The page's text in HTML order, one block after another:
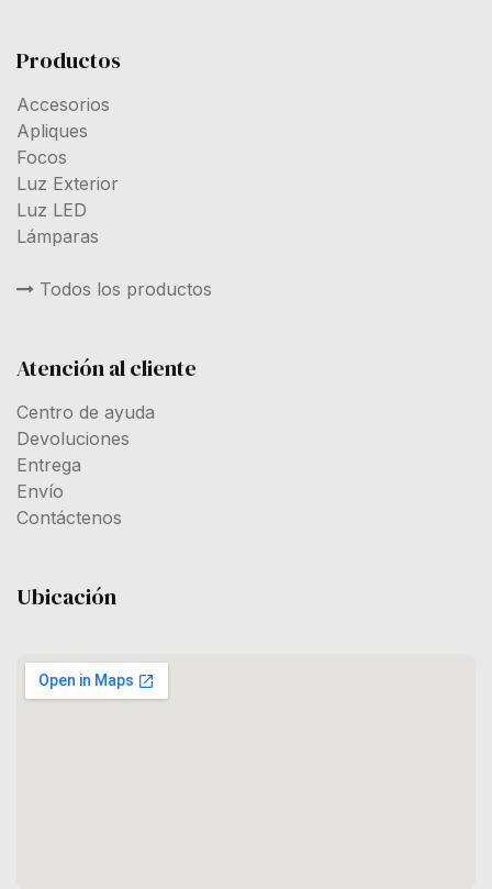
Productos
Accesorios
Apliques
Focos
Luz Exterior
Luz LED
Lámparas
Todos los productos
Atención al cliente
Centro de ayuda
Devoluciones
Entrega
Envío
Contáctenos
Ubicación